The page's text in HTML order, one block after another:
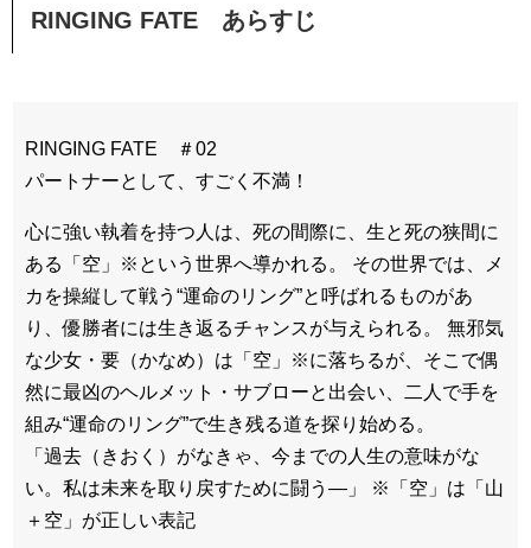
RINGING FATE あらすじ
RINGING FATE ＃02
パートナーとして、すごく不満！
心に強い執着を持つ人は、死の間際に、生と死の狭間に
ある「空」※という世界へ導かれる。 その世界では、メ
カを操縦して戦う“運命のリング”と呼ばれるものがあ
り、優勝者には生き返るチャンスが与えられる。 無邪気
な少女・要（かなめ）は「空」※に落ちるが、そこで偶
然に最凶のヘルメット・サブローと出会い、二人で手を
組み“運命のリング”で生き残る道を探り始める。
「過去（きおく）がなきゃ、今までの人生の意味がな
い。私は未来を取り戻すために闘う―」 ※「空」は「山
＋空」が正しい表記